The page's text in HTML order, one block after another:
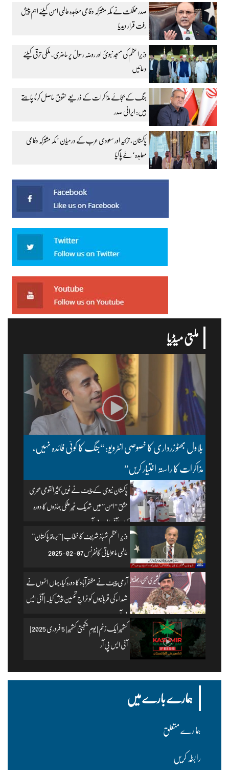
صدر مملکت نے مکہ مشترکہ دفاعی معاہدہ عالمی امن کیلئے اہم پیش
رفت قرار دیدیا
وزیراعظم کی مسجد نبویؐ اور روضہ رسولؐ پر حاضری، ملکی ترقی کیلئے
دعائیں
جنگ کے بجائے مذاکرات کے ذریعے حقوق حاصل کرنا چاہتے
ہیں: ایرانی صدر
پاکستان، ترکیہ اور سعودی عرب کے درمیان ’مکہ مشترکہ دفاعی
معاہدہ‘ طے پا گیا
ملتی میڈیا
بلاول بھٹو زرداری کا خصوصی انٹرویو: “جنگ کا کوئی فائدہ نہیں،
مذاکرات کا راستہ اختیار کریں”
پاکستان نیوی کے چیف نے نویں کثیر القومی بحری
مشق “امن” میں شریک غیر ملکی جہازوں کا دورہ
کیا۔ | آئی ایس پی آر
وزیرِ اعظم شہباز شریف کا خطاب | “بریتھ پاکستان”
عالمی ماحولیاتی کانفرنس 07-02-2025
آرمی چیف نے مظفرآباد کا دورہ کیا، جہاں انہوں نے
شہداء کی قربانیوں کو خراجِ تحسین پیش کیا۔ | آئی ایس
پی آر
کشمیر ایک زخم | یومِ یکجہتی کشمیر | 5 فروری 2025 |
آئی ایس پی آر
ہمارے بارے میں
ہما رے متعلق
رابطہ کریں